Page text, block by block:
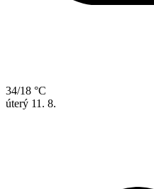
34/18 °C
úterý 11. 8.